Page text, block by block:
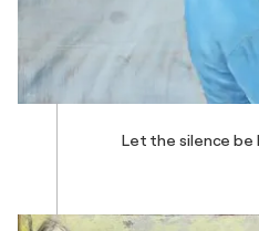
Let the silence be